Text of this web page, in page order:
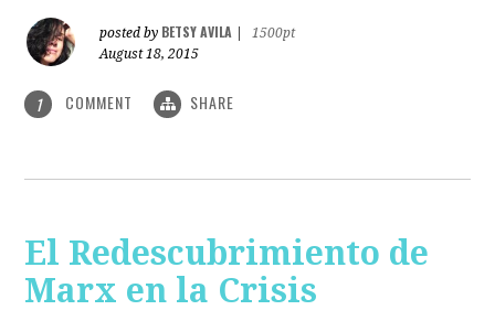
posted by BETSY AVILA
1500pt
August 18, 2015
1 COMMENT SHARE
El Redescubrimiento de
Marx en la Crisis